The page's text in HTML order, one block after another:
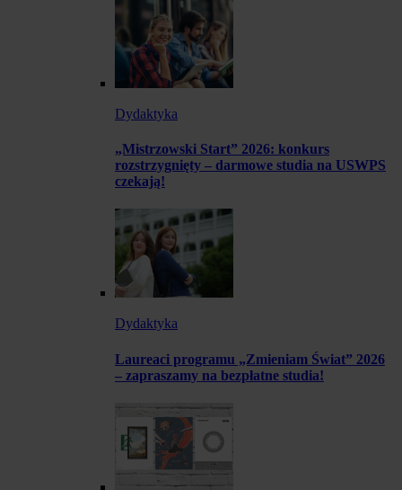
Dydaktyka
„Mistrzowski Start” 2026: konkurs
rozstrzygnięty – darmowe studia na USWPS
czekają!
Dydaktyka
Laureaci programu „Zmieniam Świat” 2026
– zapraszamy na bezpłatne studia!